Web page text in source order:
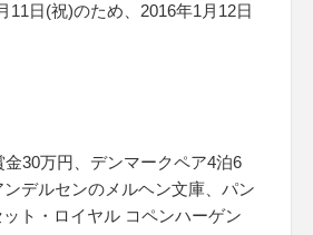
11日(祝)のため、2016年1月12日
30万円、デンマークペア4泊6
デルセンのメルヘン文庫、パン
ト・ロイヤル コペンハーゲン